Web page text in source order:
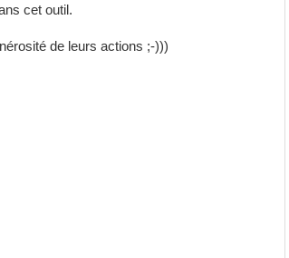
cet outil.
de leurs actions ;-)))